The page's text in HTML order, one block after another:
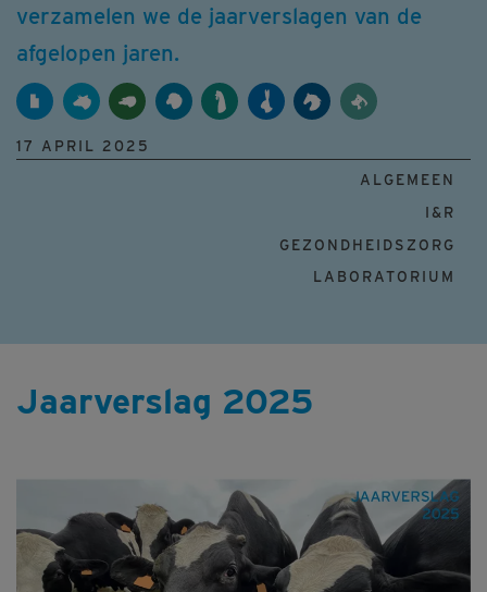
verzamelen we de jaarverslagen van de
afgelopen jaren.
17 APRIL 2025
ALGEMEEN
I&R
GEZONDHEIDSZORG
LABORATORIUM
Jaarverslag 2025